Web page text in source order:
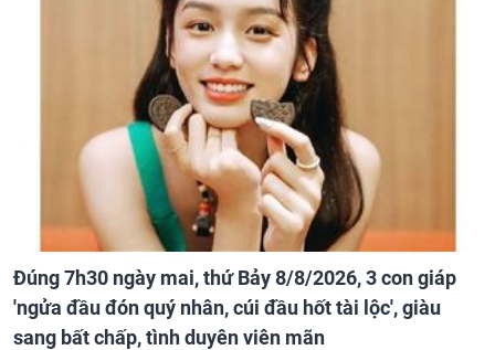
Đúng 7h30 ngày mai, thứ Bảy 8/8/2026, 3 con giáp
'ngửa đầu đón quý nhân, cúi đầu hốt tài lộc', giàu
sang bất chấp, tình duyên viên mãn